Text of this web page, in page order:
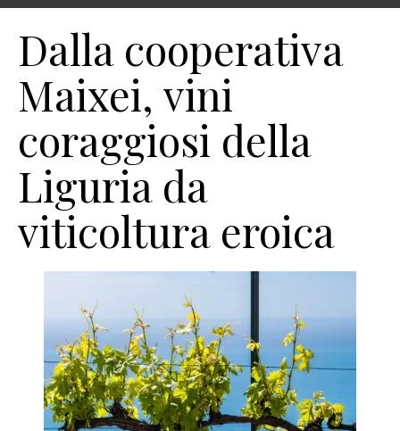
Dalla cooperativa
Maixei, vini
coraggiosi della
Liguria da
viticoltura eroica